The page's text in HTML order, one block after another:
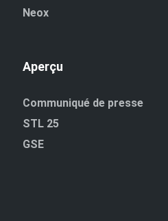
Neox
Aperçu
Communiqué de presse
STL 25
GSE